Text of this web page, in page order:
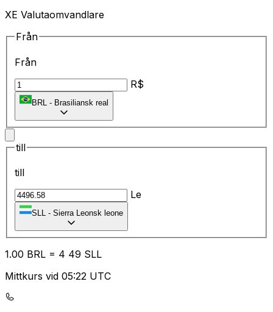
XE Valutaomvandlare
Från
Från
R$
BRL - Brasiliansk real
till
till
Le
SLL - Sierra Leonsk leone
1.00 BRL = 4 49 SLL
Mittkurs vid 05:22 UTC